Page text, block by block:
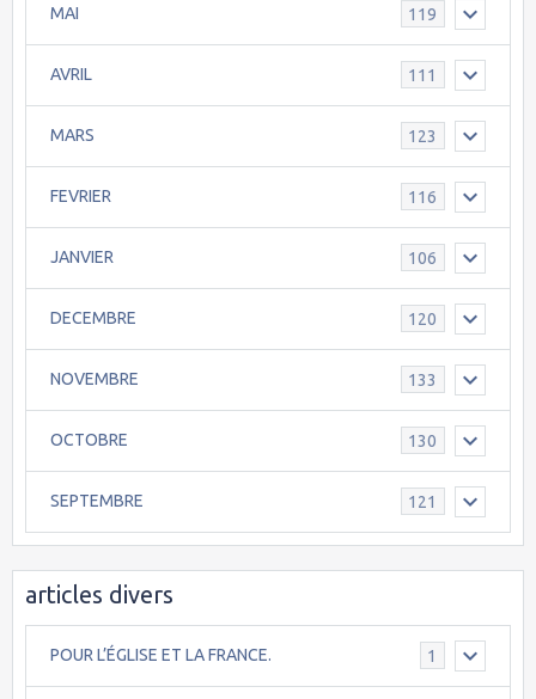
MAI 119
AVRIL 111
MARS 123
FEVRIER 116
JANVIER 106
DECEMBRE 120
NOVEMBRE 133
OCTOBRE 130
SEPTEMBRE 121
articles divers
POUR L’ÉGLISE ET LA FRANCE. 1